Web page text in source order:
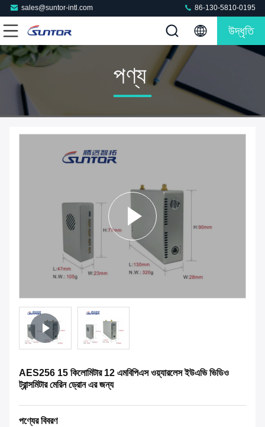
sales@suntor-intl.com 86-130-5810-0195
উদ্ধৃতি
পণ্য
AES256 15 কিলোমিটার 12 এমবিপিএস ওয়্যারলেস ইউএভি ভিডিও
ট্রান্সমিটার মেরিন ড্রোন এর জন্য
পণ্যের বিবরণ